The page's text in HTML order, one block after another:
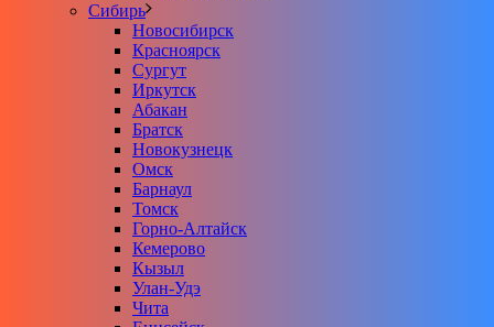
Сибирь
Новосибирск
Красноярск
Сургут
Иркутск
Абакан
Братск
Новокузнецк
Омск
Барнаул
Томск
Горно-Алтайск
Кемерово
Кызыл
Улан-Удэ
Чита